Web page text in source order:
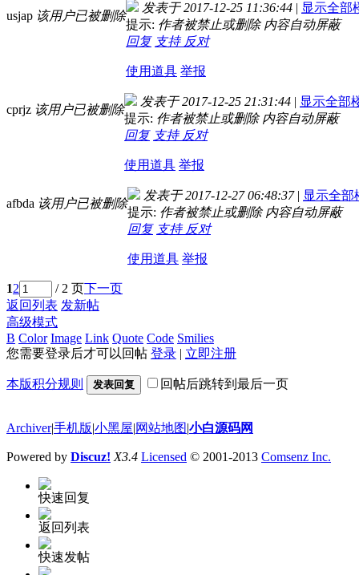
usjap 该用户已被删除
发表于 2017-12-25 11:36:44
显示全部
提示: 作者被禁止或删除 内容自动屏蔽
回复 支持 反对
使用道具 举报
cprjz 该用户已被删除
发表于 2017-12-25 21:31:44
显示全部
提示: 作者被禁止或删除 内容自动屏蔽
回复 支持 反对
使用道具 举报
afbda 该用户已被删除
发表于 2017-12-27 06:48:37
显示全部
提示: 作者被禁止或删除 内容自动屏蔽
回复 支持 反对
使用道具 举报
12 / 2 页
下一页
返回列表 发新帖
高级模式
B Color Image Link Quote Code Smilies
您需要登录后才可以回帖 登录 立即注册
本版积分规则 发表回复 回帖后跳转到最后一页
Archiver|手机版 小黑屋 网站地图 小白源码网
Powered by Discuz! X3.4 Licensed © 2001-2013 Comsenz Inc.
快速回复
返回列表
快速发帖